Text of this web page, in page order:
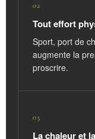
02
Tout effort
Sport, port de
augmente la
proscrire.
03
La chaleur et